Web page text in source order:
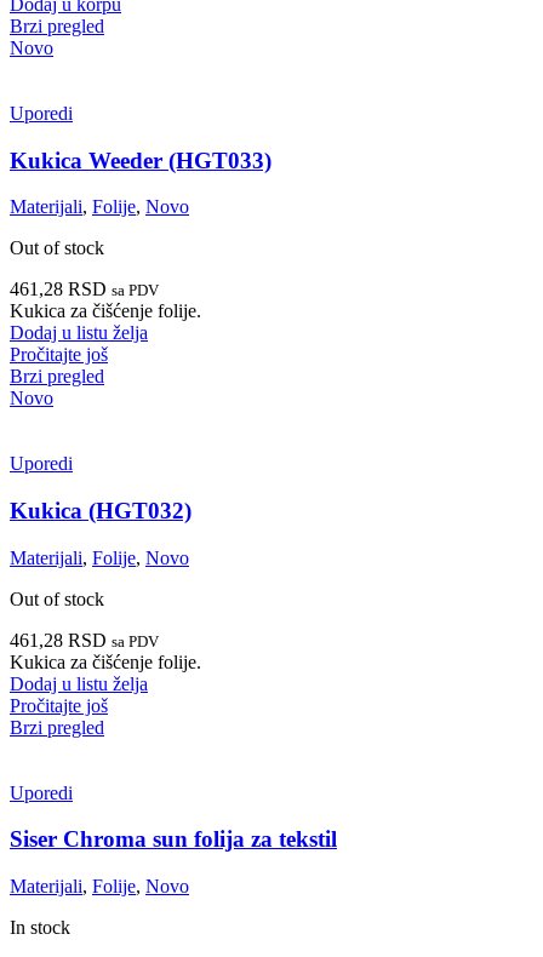
Brzi pregled
Novo
Uporedi
Kukica Weeder (HGT033)
Materijali, Folije, Novo
Out of stock
461,28 RSD sa PDV
Kukica za čišćenje folije.
Dodaj u listu želja
Pročitajte još
Brzi pregled
Novo
Uporedi
Kukica (HGT032)
Materijali, Folije, Novo
Out of stock
461,28 RSD sa PDV
Kukica za čišćenje folije.
Dodaj u listu želja
Pročitajte još
Brzi pregled
Uporedi
Siser Chroma sun folija za tekstil
Materijali, Folije, Novo
In stock